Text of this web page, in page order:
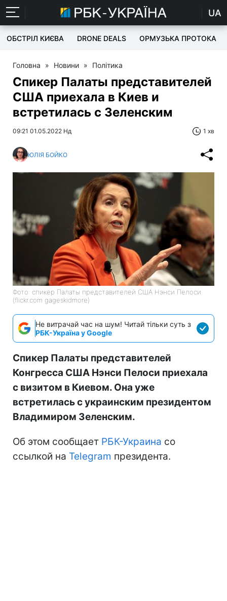
UA
ОБСТРІЛ КИЄВА DRONE DEALS ОРМУЗЬКА ПРОТОКА
Головна » Новини » Політика
Спикер Палаты представителей
США приехала в Киев и
встретилась с Зеленским
09:21 01.05.2022 Нд 1 хв
ЮЛІЯ БОЙКО
Фото: спикер Палаты представителей США Нэнси Пелоси
(flickr.com gageskidmore)
Не витрачай час на шум! Читай тільки суть з
РБК-Україна у Google
Спикер Палаты представителей
Конгресса США Нэнси Пелоси приехала
с визитом в Киевом. Она уже
встретилась с украинским президентом
Владимиром Зеленским.
Об этом сообщает РБК-Украина со
ссылкой на Telegram президента.